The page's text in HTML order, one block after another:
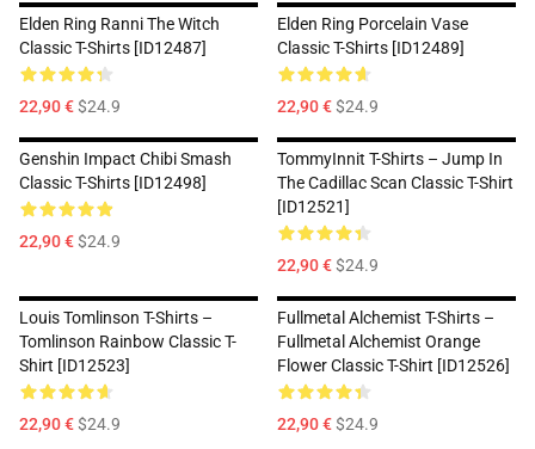
Elden Ring Ranni The Witch
Classic T-Shirts [ID12487]
22,90 €$24.9
Elden Ring Porcelain Vase
Classic T-Shirts [ID12489]
22,90 €$24.9
Genshin Impact Chibi Smash
Classic T-Shirts [ID12498]
22,90 €$24.9
TommyInnit T-Shirts – Jump In
The Cadillac Scan Classic T-Shirt
[ID12521]
22,90 €$24.9
Louis Tomlinson T-Shirts –
Tomlinson Rainbow Classic T-
Shirt [ID12523]
22,90 €$24.9
Fullmetal Alchemist T-Shirts –
Fullmetal Alchemist Orange
Flower Classic T-Shirt [ID12526]
22,90 €$24.9